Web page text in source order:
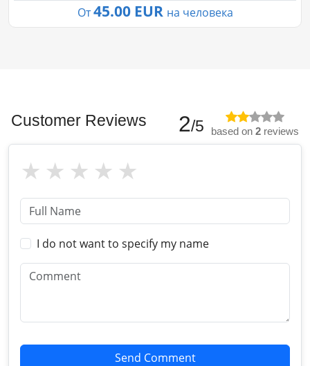
От 45.00 EUR на человека
Customer Reviews 2/5 based on 2 reviews
I do not want to specify my name
Send Comment